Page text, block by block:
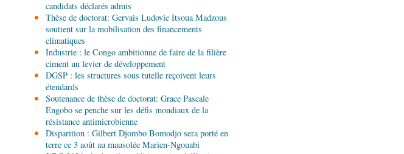
06-08-2026 12:38
SportCommuniqué : Samira Leonie, nouvelle
ambassadrice de la marque 1xBet Congo-
Brazzaville
06-08-2026 09:30
PolitiqueAssemblée nationale: la Commission
Ecofin s’imprègne des réalités du CHU-B
06-08-2026 08:45
PolitiqueVie des institutions : Pierre Ngolo et
Pierre Oba jettent les bases d’une collaboration
fructueuse
candidats déclarés admis
Thèse de doctorat: Gervais Ludovic Itsoua Madzous
soutient sur la mobilisation des financements
climatiques
Industrie : le Congo ambitionne de faire de la filière
ciment un levier de développement
DGSP : les structures sous tutelle reçoivent leurs
étendards
Soutenance de thèse de doctorat: Grace Pascale
Engobo se penche sur les défis mondiaux de la
résistance antimicrobienne
Disparition : Gilbert Djombo Bomodjo sera porté en
terre ce 3 août au mausolée Marien-Ngouabi